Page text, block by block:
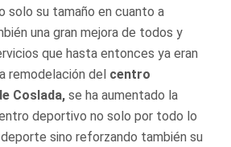
solo su tamaño en cuanto a
una gran mejora de todos y
que hasta entonces ya eran
remodelación del centro
Coslada, se ha aumentado la
deportivo no solo por todo lo
sino reforzando también su